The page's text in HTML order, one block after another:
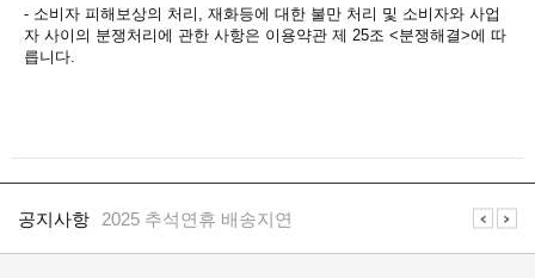
- 소비자 피해보상의 처리, 재화등에 대한 불만 처리 및 소비자와 사업
자 사이의 분쟁처리에 관한 사항은 이용약관 제 25조 <분쟁해결>에 따
릅니다.
지
공지사항 2025 추석연휴 배송지연